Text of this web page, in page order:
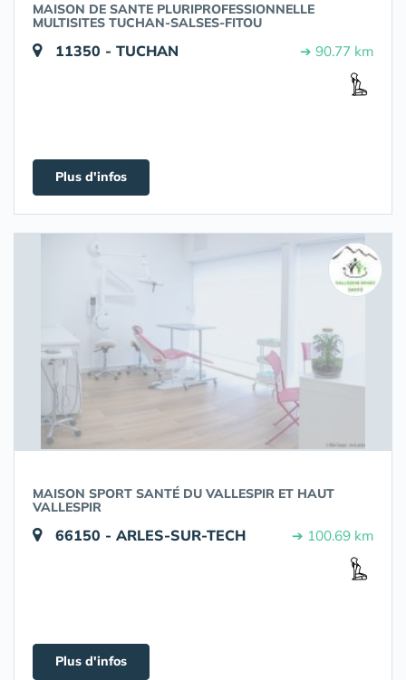
MAISON DE SANTE PLURIPROFESSIONNELLE
MULTISITES TUCHAN-SALSES-FITOU
11350 - TUCHAN ➔ 90.77 km
Plus d'infos
MAISON SPORT SANTÉ DU VALLESPIR ET HAUT
VALLESPIR
66150 - ARLES-SUR-TECH ➔ 100.69 km
Plus d'infos